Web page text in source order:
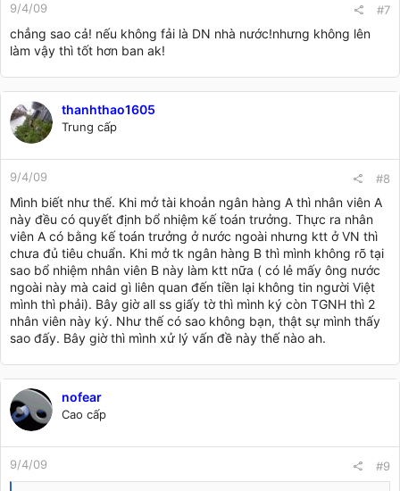
9/4/09 #7
chẳng sao cả! nếu không fải là DN nhà nước!nhưng không lên
làm vậy thì tốt hơn ban ak!
thanhthao1605
Trung cấp
9/4/09 #8
Mình biết như thế. Khi mở tài khoản ngân hàng A thì nhân viên A
này đều có quyết định bổ nhiệm kế toán trưởng. Thực ra nhân
viên A có bằng kế toán trưởng ở nước ngoài nhưng ktt ở VN thì
chưa đủ tiêu chuẩn. Khi mở tk ngân hàng B thì mình không rõ tại
sao bổ nhiệm nhân viên B này làm ktt nữa ( có lẻ mấy ông nước
ngoài này mà caid gì liên quan đến tiền lại không tin người Việt
mình thì phải). Bây giờ all ss giấy tờ thì mình ký còn TGNH thì 2
nhân viên này ký. Như thế có sao không bạn, thật sự mình thấy
sao đấy. Bây giờ thì mình xử lý vấn đề này thế nào ah.
nofear
Cao cấp
9/4/09 #9